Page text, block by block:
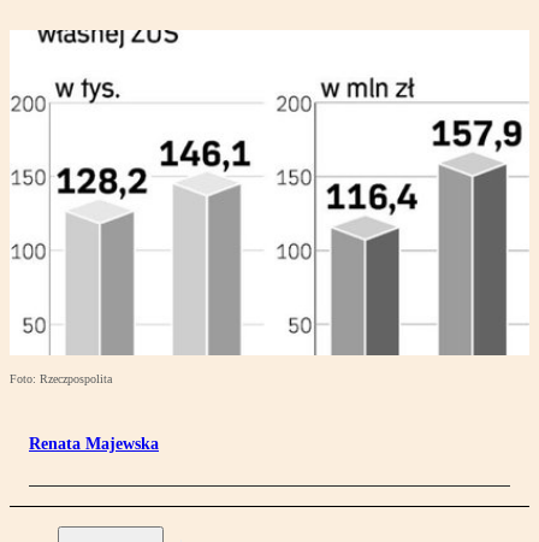
Foto: Rzeczpospolita
Renata Majewska